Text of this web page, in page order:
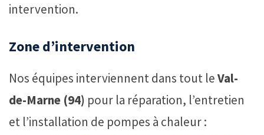
intervention.
Zone d’intervention
Nos équipes interviennent dans tout leVal-
de-Marne (94) pour la réparation, l’entretien
et l’installation de pompes à chaleur :